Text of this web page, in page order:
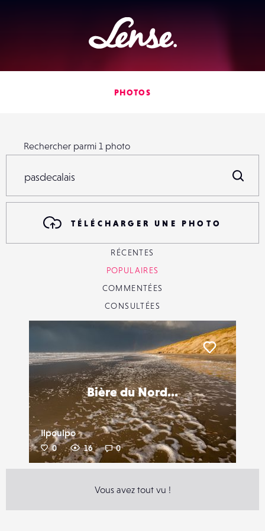
Lense
PHOTOS
Rechercher parmi 1 photo
TÉLÉCHARGER UNE PHOTO
RÉCENTES
POPULAIRES
COMMENTÉES
CONSULTÉES
Bière du Nord...
Ilpoulpo
0 16 0
Liker
Vous avez tout vu !